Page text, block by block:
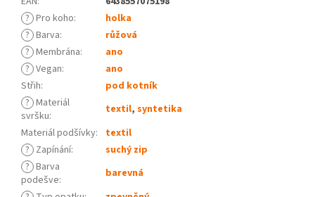
? Pro koho:
holka
? Barva:
růžová
? Membrána:
ano
? Vegan:
ano
Střih:
pod kotník
? Materiál
svršku: textil, syntetika
Materiál podšívky:
textil
? Zapínání:
suchý zip
? Barva
podešve:
barevná